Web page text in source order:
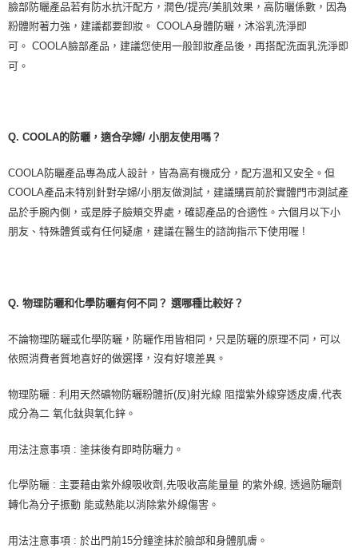
臉部防曬產品若有防水抗汗配方，潤色/提亮/美肌效果，高防曬係數，因為
粉體附著力強，建議都要卸妝。 COOLA身體防曬，沐浴乳洗淨即
可。 COOLA臉部產品，建議您使用一般卸妝產品後，再搭配洗面乳洗淨即
可。
Q. COOLA的防曬，適合孕婦/ 小朋友使用嗎？
COOLA 防曬產品專為成人設計，皆為高有機成分，配方溫和又安全。但
COOLA產品未特別針對孕婦/小朋友做測試，建議購買前於實體門市測試產
品於手腕內側，或是脖子臉頰交界處，確認產品的合適性。六個月以下小
朋友、特殊體質或有任何疑慮，建議在醫生的諮詢指示下使用喔 !
Q. 物理防曬和化學防曬有何不同？ 選哪種比較好？
不論物理防曬或化學防曬，防曬作用皆相同，只是防曬的原理不同，可以
依照消費者質地喜好的做選擇，沒有好壞差異。
物理防曬 : 利用天然礦物防曬粉體折(反)射光線 阻擋紫外線穿透皮膚 代表
成分為二 氧化鈦與氧化鋅。
用法注意事項 : 塗抹後有即時防曬力。
化學防曬 : 主要藉由紫外線吸收劑 先吸收高能量量 的紫外線 透過防曬劑
轉化為分子振動 能或熱能以消除紫外線傷害。
用法注意事項 : 於出門前15分鐘塗抹於臉部和身體肌膚。